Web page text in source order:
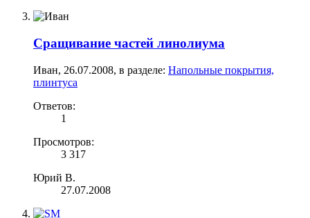
Сращивание частей линолиума
Иван, 26.07.2008, в разделе: Напольные покрытия,
плинтуса
Ответов:
1
Просмотров:
3 317
Юрий В.
27.07.2008